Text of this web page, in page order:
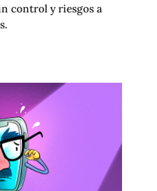
control y riesgos a